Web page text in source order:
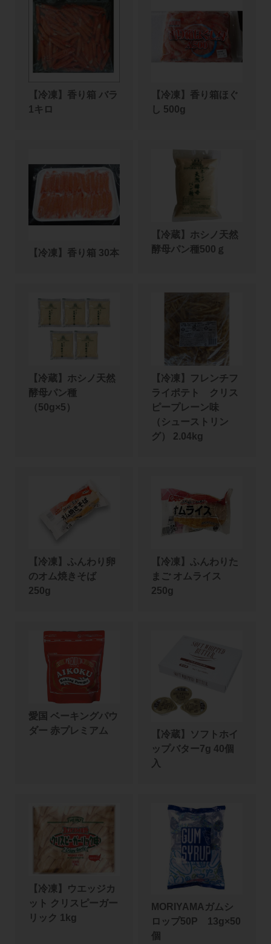
【冷凍】香り箱 バラ
1キロ
【冷凍】香り箱ほぐ
し 500g
【冷凍】香り箱 30本
【冷蔵】ホシノ天然
酵母パン種500ｇ
【冷蔵】ホシノ天然
酵母パン種
（50g×5）
【冷凍】フレンチフ
ライポテト クリス
ピープレーン味
（シューストリン
グ） 2.04kg
【冷凍】ふんわり卵
のオム焼きそば
250g
【冷凍】ふんわりた
まご オムライス
250g
愛国 ベーキングパウ
ダー 赤プレミアム
【冷蔵】ソフトホイ
ップバター7g 40個
入
【冷凍】ウエッジカ
ット クリスピーガー
リック 1kg
MORIYAMAガムシ
ロップ50P 13g×50
個